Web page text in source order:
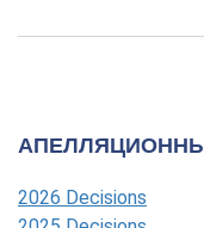
2026 Decisions